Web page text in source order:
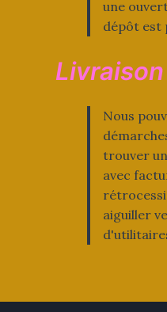
une
dépôt est
Livraison
Nous
trouver
avec
aiguiller